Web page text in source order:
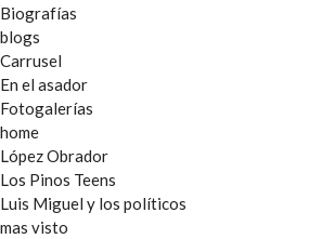
Biografías
blogs
Carrusel
En el asador
Fotogalerías
home
López Obrador
Los Pinos Teens
Luis Miguel y los políticos
mas visto